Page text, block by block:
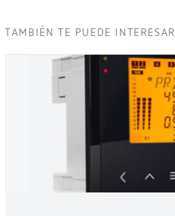
TAMBIÉN TE PUEDE INTERESAR